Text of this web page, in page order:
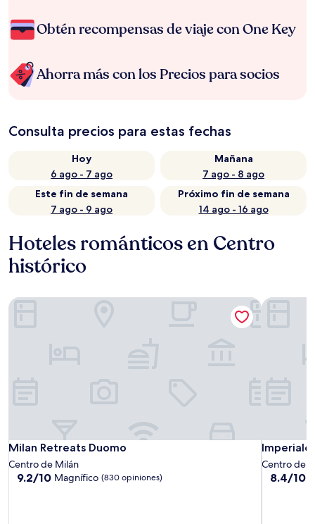
Obtén recompensas de viaje con One Key
Ahorra más con los Precios para socios
Consulta precios para estas fechas
Hoy
6 ago - 7 ago
Mañana
7 ago - 8 ago
Este fin de semana
7 ago - 9 ago
Próximo fin de semana
14 ago - 16 ago
Hoteles románticos en Centro
histórico
Milan Retreats Duomo
Milan Retreats Duomo
Centro de Milán
9.2
9.2/10 Magnífico (830 opiniones)
Milan Retreats Duomo
Imperiale
Imperiale
Centro de
8.4
8.4/10
Imperiale